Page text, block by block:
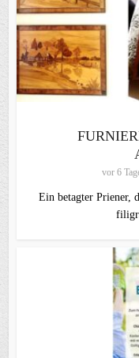
vor 6
Ein betagter Priener,